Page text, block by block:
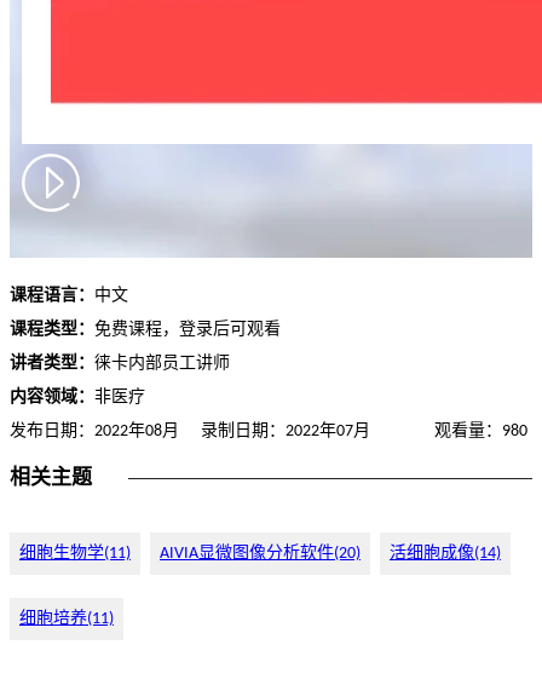
课程语言： 中文
课程类型： 免费课程，登录后可观看
讲者类型： 徕卡内部员工讲师
内容领域： 非医疗
发布日期：2022年08月
录制日期：2022年07月 观看量：980
相关主题
细胞生物学(11) AIVIA显微图像分析软件(20) 活细胞成像(14)
细胞培养(11)